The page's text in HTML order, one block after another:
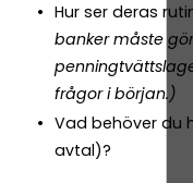
Hur ser deras
banker måste
frågor i början.)
Vad behöver du
avtal)?